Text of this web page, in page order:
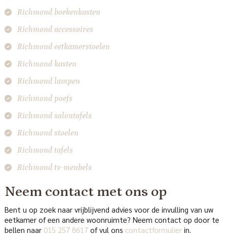
Richmond boekenkasten
Richmond accessoires
Richmond eetkamerstoelen
Richmond kasten
Richmond lampen
Richmond poefs
Richmond salontafels
Richmond stoelen
Richmond tafels
Richmond tv-meubels
Neem contact met ons op
Bent u op zoek naar vrijblijvend advies voor de invulling van uw
eetkamer of een andere woonruimte? Neem contact op door te
bellen naar 015 257 8617of vul ons contactformulierin.